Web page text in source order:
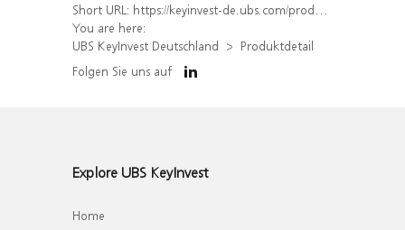
Short URL: https://keyinvest-de.ubs.com/produkt/detail/index/isin/DE000WA55XX7
You are here:
UBS KeyInvest Deutschland
Produktdetail
Folgen Sie uns auf
Explore UBS KeyInvest
Home